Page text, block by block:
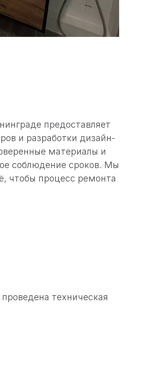
предоставляет
и разработки дизайн-
материалы и
соблюдение сроков. Мы
чтобы процесс ремонта
техническая